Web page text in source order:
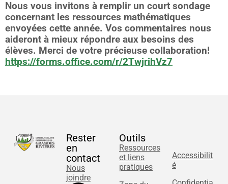
Nous vous invitons à remplir un court sondage
concernant les ressources mathématiques
envoyées cette année. Vos commentaires nous
aideront à mieux répondre aux besoins des
élèves. Merci de votre précieuse collaboration!
https://forms.office.com/r/2TwjrihVz7
Rester
en
contact
Nous
joindre
Outils
Ressources
et liens
pratiques
Accessibilit
é